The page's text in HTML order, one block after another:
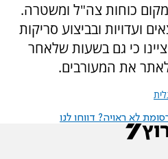
כוחות צה"ל ומשטרה.
ועדויות ובביצוע סריקות
כי גם בשעות שלאחר
את המעורבים.
לא ראויה? דווחו לנו